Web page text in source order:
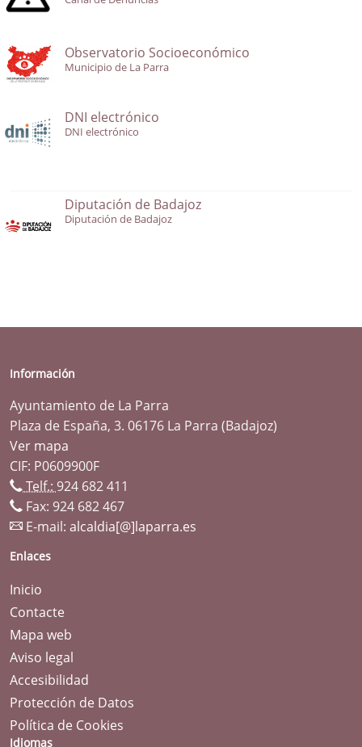
Observatorio Socioeconómico
Municipio de La Parra
DNI electrónico
DNI electrónico
Diputación de Badajoz
Diputación de Badajoz
Información
Ayuntamiento de La Parra
Plaza de España, 3. 06176 La Parra (Badajoz)
Ver mapa
CIF: P0609900F
Telf.: 924 682 411
Fax: 924 682 467
E-mail: alcaldia[@]laparra.es
Enlaces
Inicio
Contacte
Mapa web
Aviso legal
Accesibilidad
Protección de Datos
Política de Cookies
Idiomas